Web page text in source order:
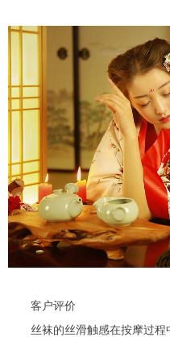
客户评价
丝袜的丝滑触感在按摩过程